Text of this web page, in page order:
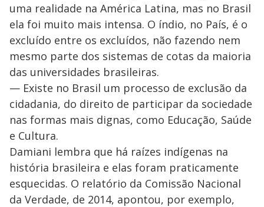
uma realidade na América Latina, mas no Brasil
ela foi muito mais intensa. O índio, no País, é o
excluído entre os excluídos, não fazendo nem
mesmo parte dos sistemas de cotas da maioria
das universidades brasileiras.
— Existe no Brasil um processo de exclusão da
cidadania, do direito de participar da sociedade
nas formas mais dignas, como Educação, Saúde
e Cultura.
Damiani lembra que há raízes indígenas na
história brasileira e elas foram praticamente
esquecidas. O relatório da Comissão Nacional
da Verdade, de 2014, apontou, por exemplo,